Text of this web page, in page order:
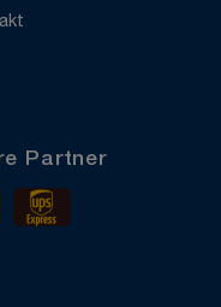
Partner
DHL